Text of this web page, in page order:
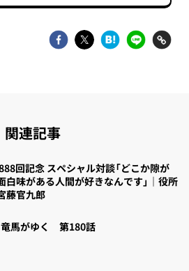
関連記事
回記念 スペシャル対談「どこか隙が
白味がある人間が好きなんです」｜役所
藤官九郎
竜馬がゆく 第180話